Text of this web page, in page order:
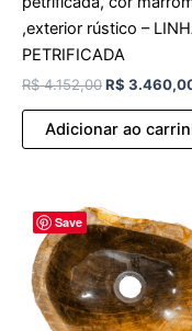
,exterior rústico –
PETRIFICADA
R$4.152,00R$
Adicionar ao
Save
O
preço
original
era:
R$ 4.152,00.